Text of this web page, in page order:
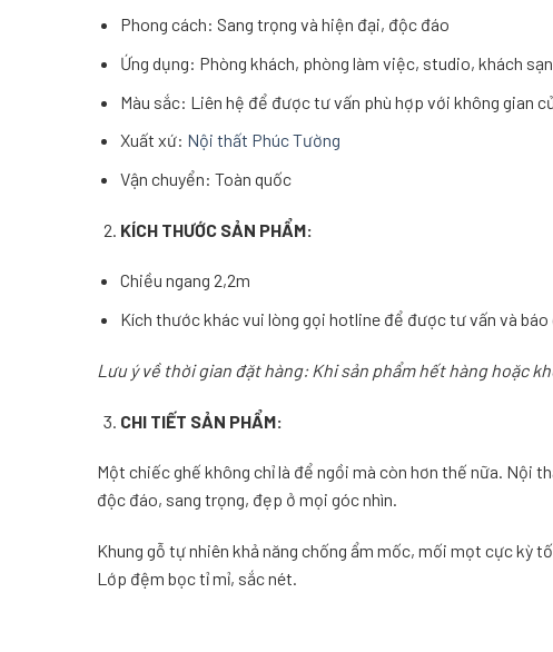
Phong cách: Sang trọng và hiện đại, độc đáo
Ứng dụng: Phòng khách, phòng làm việc, studio, khách
Màu sắc: Liên hệ để được tư vấn phù hợp với không gian
Xuất xứ: Nội thất Phúc Tường
Vận chuyển: Toàn quốc
KÍCH THƯỚC SẢN PHẨM:
Chiều ngang 2,2m
Kích thước khác vui lòng gọi hotline để được tư vấn và báo
Lưu ý về thời gian đặt hàng: Khi sản phẩm hết hàng hoặc
CHI TIẾT SẢN PHẨM:
Một chiếc ghế không chỉ là để ngồi mà còn hơn thế nữa. Nội
độc đáo, sang trọng, đẹp ở mọi góc nhìn.
Khung gỗ tự nhiên khả năng chống ẩm mốc, mối mọt cực kỳ
Lớp đệm bọc tỉ mỉ, sắc nét.